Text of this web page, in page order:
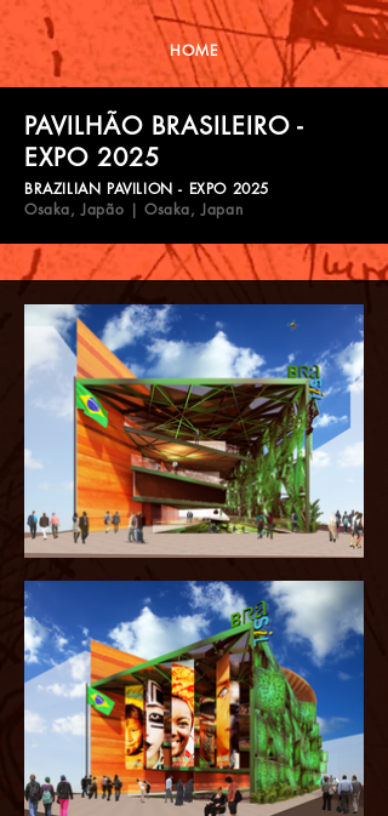
HOME
PAVILHÃO BRASILEIRO -
EXPO 2025
BRAZILIAN PAVILION - EXPO 2025
Osaka, Japão | Osaka, Japan